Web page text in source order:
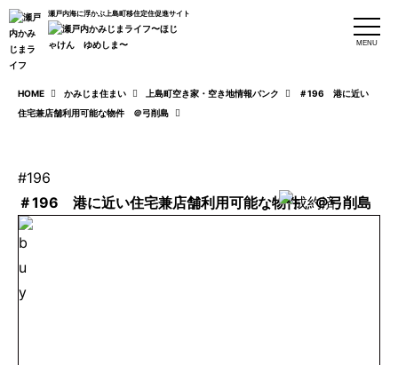
瀬戸内海に浮かぶ上島町移住定住促進サイト
HOME かみじま住まい 上島町空き家・空き地情報バンク
＃196 港に近い
住宅兼店舗利用可能な物件 ＠弓削島
#196
＃196 港に近い住宅兼店舗利用可能な物件 ＠弓削島
MENU